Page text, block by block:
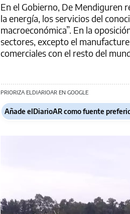
En el Gobierno, De Mendiguren
la energía, los servicios del
macroeconómica”. En la
sectores, excepto el
comerciales con el resto del
PRIORIZA ELDIARIOAR EN GOOGLE
Añade elDiarioAR como fuente